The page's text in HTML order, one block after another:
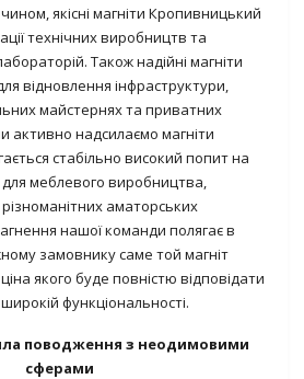
якісні магніти Кропивницький
технічних виробництв та
Також надійні магніти
відновлення інфраструктури,
майстернях та приватних
активно надсилаємо магніти
стабільно високий попит на
для меблевого виробництва,
аматорських
нашої команди полягає в
замовнику саме той магніт
якого буде повністю відповідати
функціональності.
поводження з неодимовими
сферами